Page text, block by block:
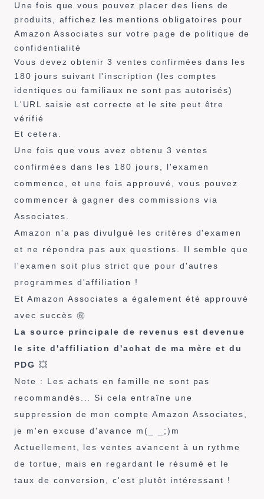
Une fois que vous pouvez placer des liens de
produits, affichez les mentions obligatoires pour
Amazon Associates sur votre page de politique de
confidentialité
Vous devez obtenir 3 ventes confirmées dans les
180 jours suivant l'inscription (les comptes
identiques ou familiaux ne sont pas autorisés)
L'URL saisie est correcte et le site peut être
vérifié
Et cetera.
Une fois que vous avez obtenu 3 ventes
confirmées dans les 180 jours, l'examen
commence, et une fois approuvé, vous pouvez
commencer à gagner des commissions via
Associates.
Amazon n'a pas divulgué les critères d'examen
et ne répondra pas aux questions. Il semble que
l'examen soit plus strict que pour d'autres
programmes d'affiliation !
Et Amazon Associates a également été approuvé
avec succès ㊗️
La source principale de revenus est devenue
le site d'affiliation d'achat de ma mère et du
PDG 💥
Note : Les achats en famille ne sont pas
recommandés... Si cela entraîne une
suppression de mon compte Amazon Associates,
je m'en excuse d'avance m(_ _;)m
Actuellement, les ventes avancent à un rythme
de tortue, mais en regardant le résumé et le
taux de conversion, c'est plutôt intéressant !